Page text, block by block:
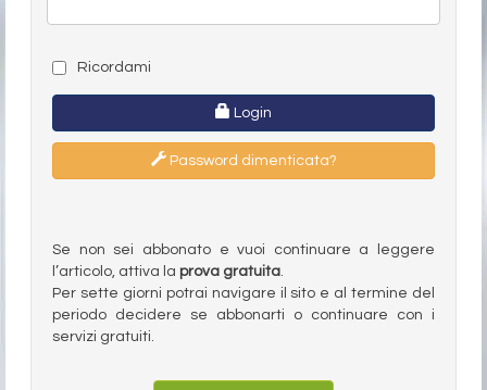
Ricordami
Login
Password dimenticata?
Se non sei abbonato e vuoi continuare a leggere
l’articolo, attiva la prova gratuita.
Per sette giorni potrai navigare il sito e al termine del
periodo decidere se abbonarti o continuare con i
servizi gratuiti.